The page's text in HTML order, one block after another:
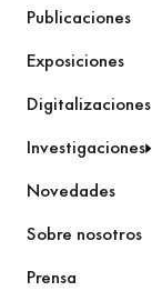
Publicaciones
Exposiciones
Digitalizaciones
Investigaciones
Novedades
Sobre nosotros
Prensa